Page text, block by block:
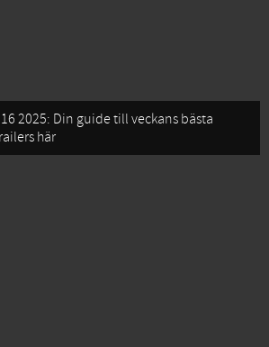
16 2025: Din guide till veckans bästa
här